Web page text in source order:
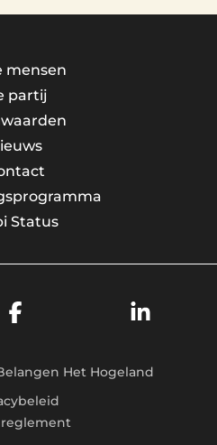
mensen
partij
Status
Het Hogeland